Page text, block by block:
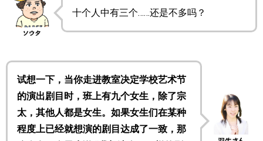
十个人中有三个……还是不多吗？
试想一下，当你走进教室决定学校艺术节
的演出剧目时，班上有九个女生，除了宗
太，其他人都是女生。如果女生们在某种
程度上已经就想演的剧目达成了一致，那